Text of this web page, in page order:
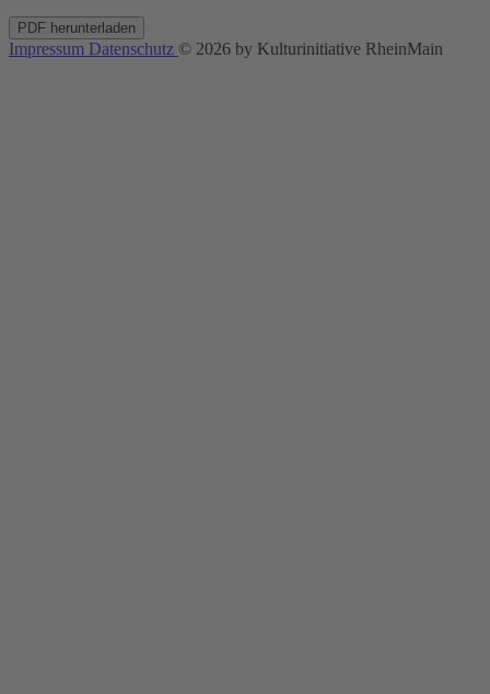
PDF herunterladen
Impressum Datenschutz © 2026 by Kulturinitiative RheinMain